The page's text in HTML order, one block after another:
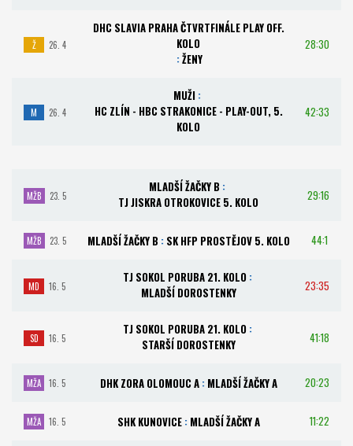
Ž 26. 4
DHC SLAVIA PRAHA ČTVRTFINÁLE PLAY OFF.
KOLO
: ŽENY
28:30
M 26. 4
MUŽI :
HC ZLÍN - HBC STRAKONICE - PLAY-OUT, 5.
KOLO
42:33
MŽB 23. 5
MLADŠÍ ŽAČKY B :
TJ JISKRA OTROKOVICE 5. KOLO
29:16
MŽB 23. 5 MLADŠÍ ŽAČKY B : SK HFP PROSTĚJOV 5. KOLO 44:1
MD 16. 5
TJ SOKOL PORUBA 21. KOLO :
MLADŠÍ DOROSTENKY
23:35
SD 16. 5
TJ SOKOL PORUBA 21. KOLO :
STARŠÍ DOROSTENKY
41:18
MŽA 16. 5 DHK ZORA OLOMOUC A: MLADŠÍ ŽAČKY A 20:23
MŽA 16. 5 SHK KUNOVICE: MLADŠÍ ŽAČKY A 11:22